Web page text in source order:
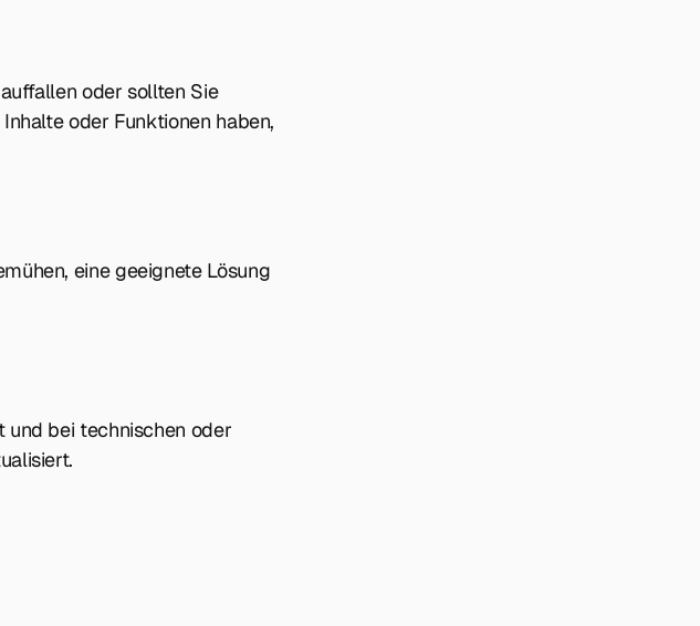
oder sollten Sie
oder Funktionen haben,
eine geeignete Lösung
bei technischen oder